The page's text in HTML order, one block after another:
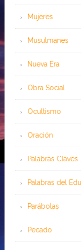
Mujeres
Musulmanes
Nueva Era
Obra Social
Ocultismo
Oración
Palabras Claves
Palabras del
Parábolas
Pecado